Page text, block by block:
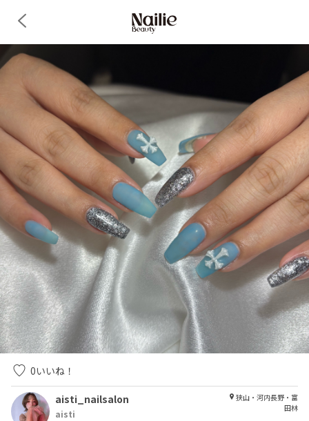
0いいね！
aisti_nailsalon
aisti
狭山・河内長野・富
田林